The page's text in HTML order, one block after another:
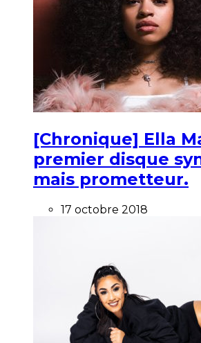
[Chronique] Ella
premier disque
mais prometteur.
17 octobre 2018